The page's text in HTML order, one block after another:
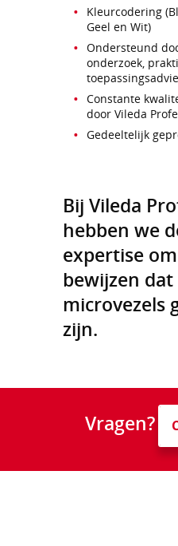
Kleurcodering
Geel en Wit)
Ondersteund
onderzoek,
Constante
door Vileda
Gedeeltelijk
Bij Vileda
hebben we
expertise
bewijzen
microvezels
zijn.
Vragen?